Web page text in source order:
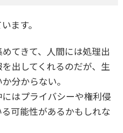
ます。
めてきて、 人間には処理出
出してくれるのだが、 生
分からない。
はプライバシーや権利侵
可能性があるかもしれな